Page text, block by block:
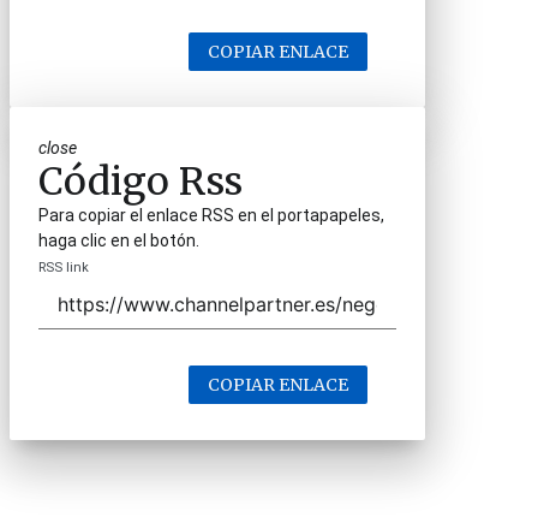
COPIAR ENLACE
close
Código Rss
Para copiar el enlace RSS en el portapapeles,
haga clic en el botón.
RSS link
COPIAR ENLACE